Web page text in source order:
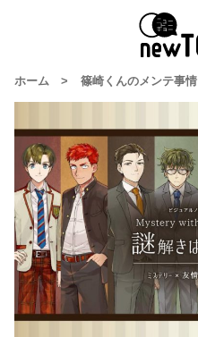
ホーム > 篠崎くんのメンテ事情